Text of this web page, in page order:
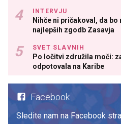
INTERVJU
Nihče ni pričakoval, da
najlepših zgodb Zasavja
SVET SLAVNIH
Po ločitvi združila moči:
odpotovala na Karibe
Facebook
Sledite nam na Facebook